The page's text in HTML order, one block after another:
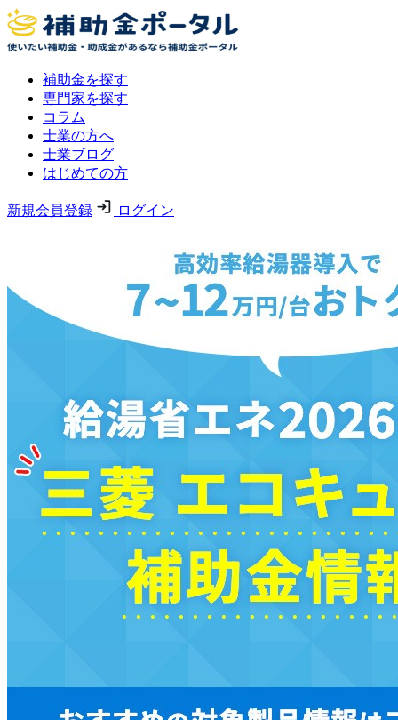
補助金を探す
専門家を探す
コラム
士業の方へ
士業ブログ
はじめての方
新規会員登録 ログイン